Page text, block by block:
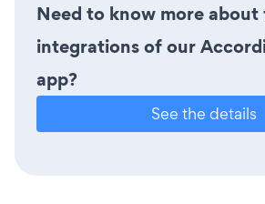
Need to know more about
integrations of our
app?
See the details